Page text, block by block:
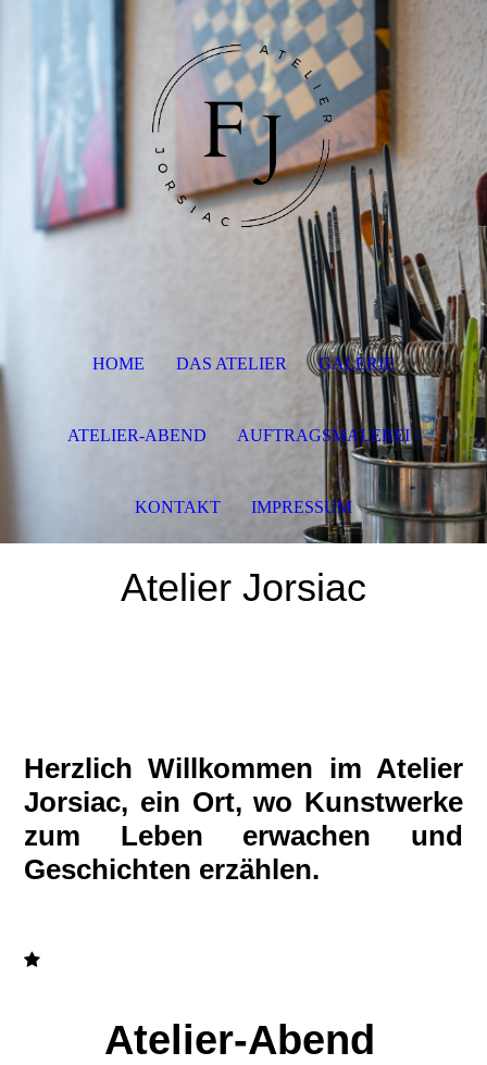
Atelier Jorsiac
Herzlich Willkommen im Atelier
Jorsiac, ein Ort, wo Kunstwerke
zum Leben erwachen und
Geschichten erzählen.
Atelier-Abend
HOME DAS ATELIER GALERIE
ATELIER-ABEND AUFTRAGSMALEREI -
KONTAKT IMPRESSUM